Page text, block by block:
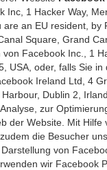
Inc, 1 Hacker Way,
are an EU resident, by
Square, Grand
Facebook Inc., 1
USA, oder, falls Sie in
Ireland Ltd, 4
Dublin 2, Irland
zur
der Website. Mit Hilfe
die Besucher
von
wir Facebook